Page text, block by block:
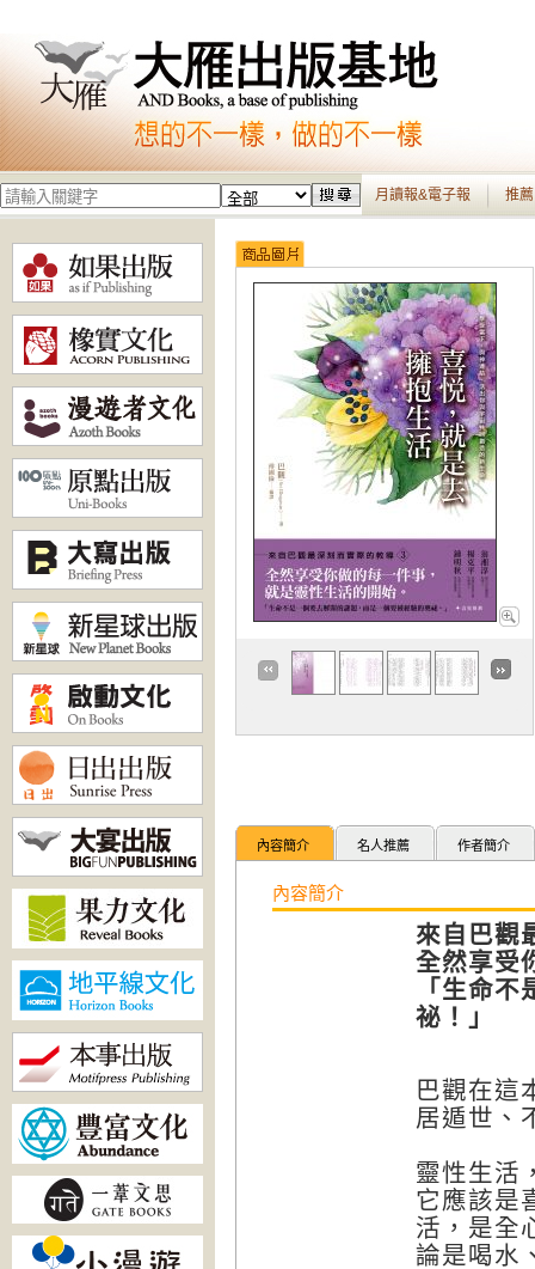
月讀報&電子報 推
內容簡介 名人推薦 作者簡介
內容簡介
來自巴觀
全然享受
「生命
祕！」
巴觀在這
居遁世、
靈性生活
它應該是
活，是全
論是喝水